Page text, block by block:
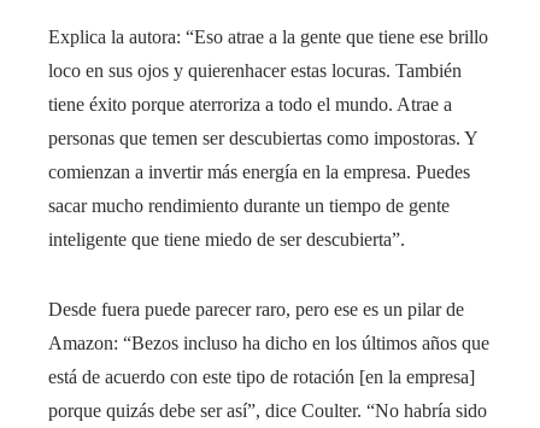
Explica la autora: “Eso atrae a la gente que tiene ese brillo
loco en sus ojos y quierenhacer estas locuras. También
tiene éxito porque aterroriza a todo el mundo. Atrae a
personas que temen ser descubiertas como impostoras. Y
comienzan a invertir más energía en la empresa. Puedes
sacar mucho rendimiento durante un tiempo de gente
inteligente que tiene miedo de ser descubierta”.
Desde fuera puede parecer raro, pero ese es un pilar de
Amazon: “Bezos incluso ha dicho en los últimos años que
está de acuerdo con este tipo de rotación [en la empresa]
porque quizás debe ser así”, dice Coulter. “No habría sido